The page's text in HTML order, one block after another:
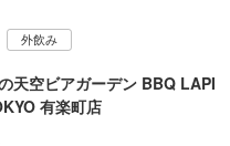
外飲み
天空ビアガーデン BBQ LAPI
有楽町店